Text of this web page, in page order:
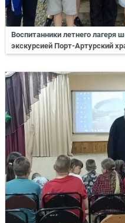
Воспитанники летнего лагеря
экскурсией Порт-Артурский